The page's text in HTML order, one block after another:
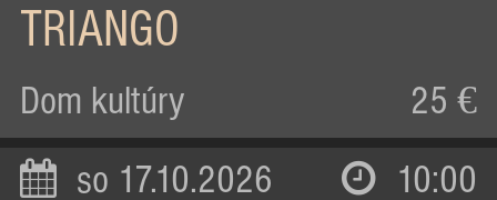
TRIANGO
Dom kultúry 25 €
so 17.10.2026 10:00